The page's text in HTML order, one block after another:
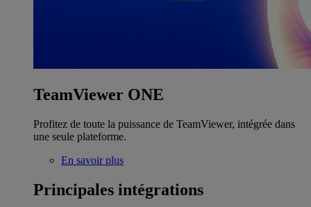
TeamViewer ONE
Profitez de toute la puissance de TeamViewer, intégrée dans
une seule plateforme.
En savoir plus
Principales intégrations